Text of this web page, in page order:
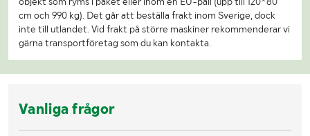
cm och 990 kg). Det går att beställa frakt inom Sverige, dock
inte till utlandet. Vid frakt på större maskiner rekommenderar vi
gärna transportföretag som du kan kontakta.
Vanliga frågor